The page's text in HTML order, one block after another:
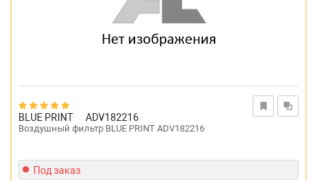
BLUE PRINT ADV182216
Воздушный фильтр BLUE PRINT ADV182216
Под заказ